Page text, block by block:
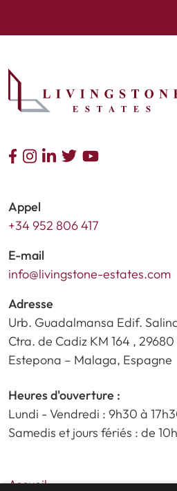
Appel
+34 952 806 417
E-mail
info@livingstone-estates.com
Adresse
Urb. Guadalmansa Edif.
Ctra. de Cadiz KM 164 , 29680
Estepona – Malaga, Espagne
Heures d'ouverture :
Lundi - Vendredi : 9h30 à
Samedis et jours fériés : de
Accueil